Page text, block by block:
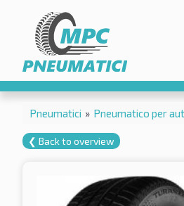
Pneumatici » Pneumatico per
❮ Back to overview